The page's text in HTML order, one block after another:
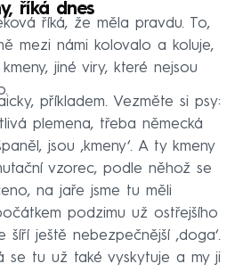
říká dnes
říká, že měla pravdu. To,
mezi námi kolovalo a koluje,
jiné viry, které nejsou
příkladem. Vezměte si psy:
plemena, třeba německá
jsou ‚kmeny‘. A ty kmeny
vzorec, podle něhož se
na jaře jsme tu měli
podzimu už ostřejšího
šíří ještě nebezpečnější ‚doga‘.
se tu už také vyskytuje a my ji